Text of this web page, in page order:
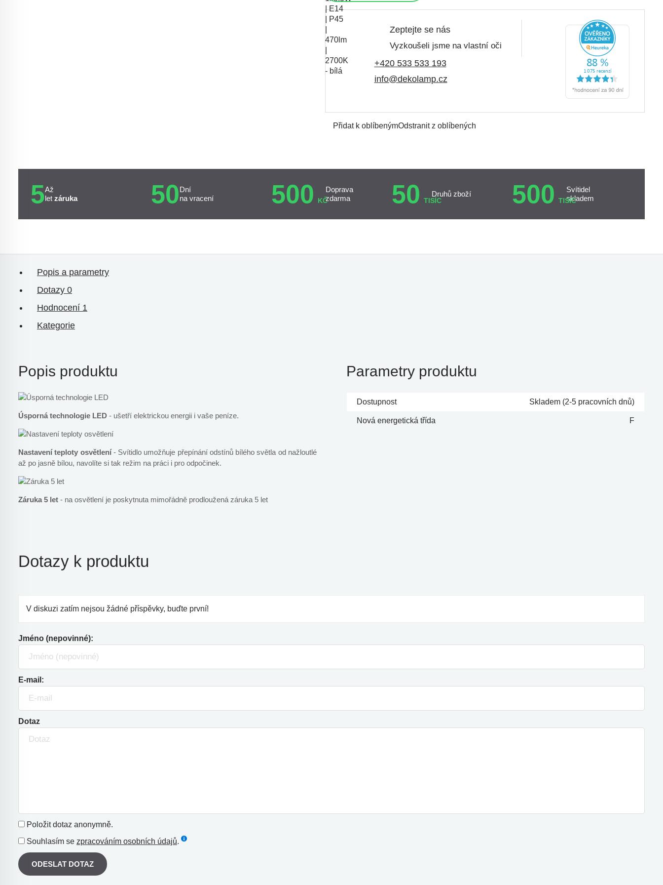
Zeptejte se nás
Vyzkoušeli jsme na vlastní oči
+420 533 533 193
info@dekolamp.cz
Přidat k oblíbenýmOdstranit z oblíbených
5Až
let záruka 50Dní
na vracení
500 KČ
Doprava
zdarma
50 TISÍC
Druhů zboží 500 TISÍC
Svítidel
skladem
Popis a parametry
Dotazy 0
Hodnocení 1
Kategorie
Popis produktu
Úsporná technologie LED - ušetří elektrickou energii i vaše peníze.
Nastavení teploty osvětlení- Svítidlo umožňuje přepínání odstínů bílého světla od nažloutlé
až po jasně bílou, navolíte si tak režim na práci i pro odpočinek.
Záruka 5 let - na osvětlení je poskytnuta mimořádně prodloužená záruka 5 let
Parametry produktu
Dostupnost Skladem (2-5 pracovních dnů)
Nová energetická třída F
Dotazy k produktu
V diskuzi zatím nejsou žádné příspěvky, buďte první!
Jméno (nepovinné):
E-mail:
Dotaz
Položit dotaz anonymně.
Souhlasím se zpracováním osobních údajů.
ODESLAT DOTAZ